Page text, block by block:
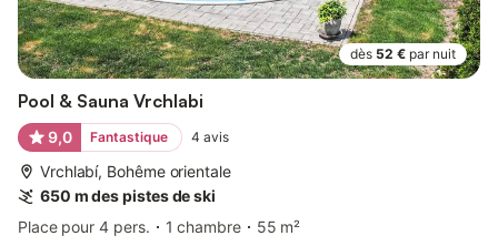
dès 52 € par nuit
Pool & Sauna Vrchlabi
9,0 Fantastique 4 avis
Vrchlabí, Bohême orientale
650 m des pistes de ski
Place pour 4 pers.
1 chambre
55 m²